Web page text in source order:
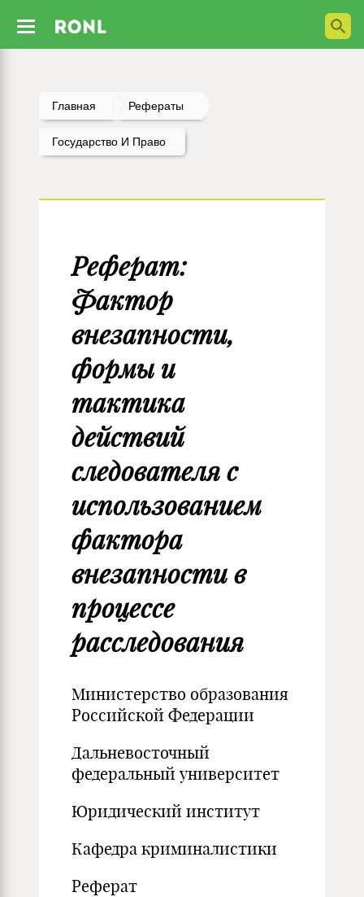
Главная Рефераты
Государство И Право
Реферат:
Фактор
внезапности,
формы и
тактика
действий
следователя с
использованием
фактора
внезапности в
процессе
расследования
Министерство образования
Российской Федерации
Дальневосточный
федеральный университет
Юридический институт
Кафедра криминалистики
Реферат